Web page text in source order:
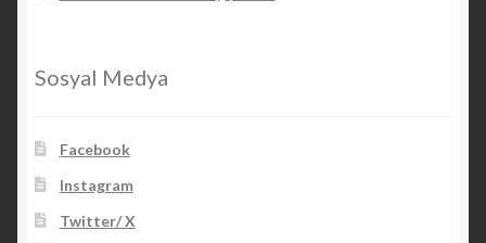
Sosyal Medya
Facebook
Instagram
Twitter/ X